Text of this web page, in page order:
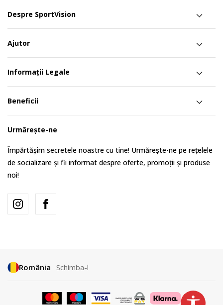
Despre SportVision
Ajutor
Informații Legale
Beneficii
Urmărește-ne
Împărtășim secretele noastre cu tine! Urmărește-ne pe rețelele
de socializare și fii informat despre oferte, promoții și produse
noi!
România Schimba-l